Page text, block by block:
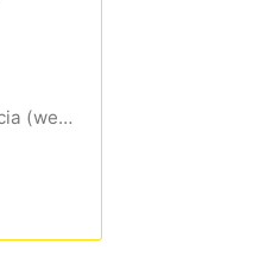
Backrooms. Bez wyjścia (wersja rozszerzona)